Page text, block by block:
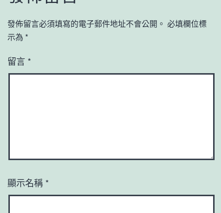
發佈留言必須填寫的電子郵件地址不會公開。 必填欄位標
示為 *
留言 *
顯示名稱 *